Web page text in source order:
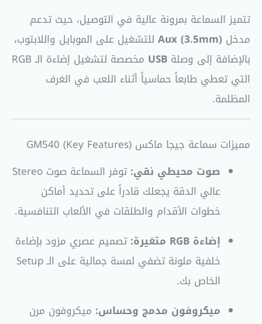
تتميز السماعة بمرونة عالية في التوصيل، حيث تدعم
مدخل Aux (3.5mm) للتشغيل على الموبايل واللابتوب،
بالإضافة إلى وصلة USB
مخصصة لتشغيل إضاءة الـ RGB
التي تعطي طابعاً حماسياً أثناء اللعب في الغرف
المظلمة.
مميزات سماعة جيجا ماكس GM540 (Key Features)
صوت محيطي نقي:
توفر السماعة صوت Stereo
عالي الدقة يجعلك قادراً على تحديد أماكن
خطوات الأقدام والطلقات في الألعاب التنافسية.
إضاءة RGB متغيرة:
تصميم عصري مزود بإضاءة
خلفية ملونة تضفي لمسة جمالية على الـ Setup
الخاص بك.
ميكروفون مدمج وحساس: ميكروفون مرن